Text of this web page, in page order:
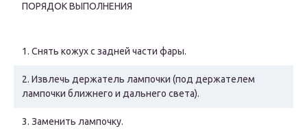
ПОРЯДОК ВЫПОЛНЕНИЯ
1. Снять кожух с задней части фары.
2. Извлечь держатель лампочки (под держателем
лампочки ближнего и дальнего света).
3. Заменить лампочку.